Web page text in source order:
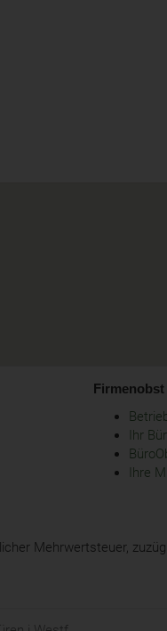
Firmenobst
Ihr
Ihre
Mehrwertsteuer,